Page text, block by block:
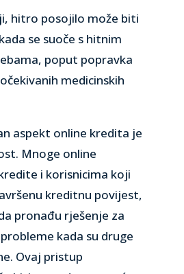
hitro posojilo može biti
se suoče s hitnim
poput popravka
medicinskih
aspekt online kredita je
Mnoge online
i korisnicima koji
kreditnu povijest,
pronađu rješenje za
kada su druge
Ovaj pristup